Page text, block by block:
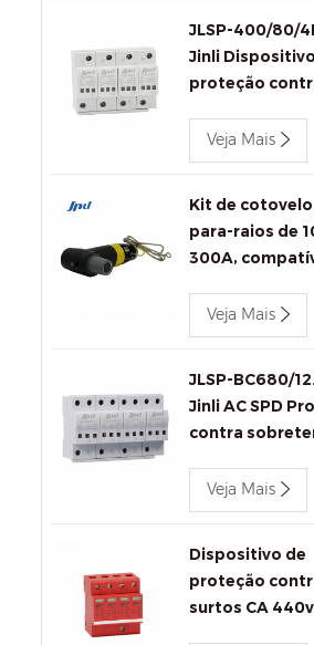
JLSP-400/80/
Jinli
proteção
alternada
com sinalização
Veja Mais
Kit de
para-raios de
300A,
conectores de
Veja Mais
JLSP-BC680/
Jinli AC SPD
contra
Veja Mais
Dispositivo de
proteção
surtos CA